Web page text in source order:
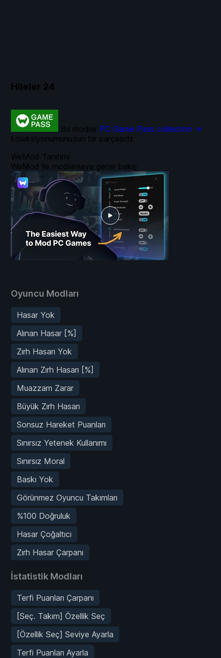
Hileler 24
Oyuncu Modları
Hasar Yok
Alınan Hasar [%]
Zırh Hasarı Yok
Alınan Zırh Hasarı [%]
Muazzam Zarar
Büyük Zırh Hasarı
Sonsuz Hareket Puanları
Sınırsız Yetenek Kullanımı
Sınırsız Moral
Baskı Yok
Görünmez Oyuncu Takımları
%100 Doğruluk
Hasar Çoğaltıcı
Zırh Hasar Çarpanı
İstatistik Modları
Terfi Puanları Çarpanı
[Seç. Takım] Özellik Seç
[Özellik Seç] Seviye Ayarla
Terfi Puanları Ayarla
WeMod Tanıtımı
WeMod ile modlamaya genel bakış
Bu modlar PC Game Pass collection →
koleksiyonumunuzun bir parçasıdır.